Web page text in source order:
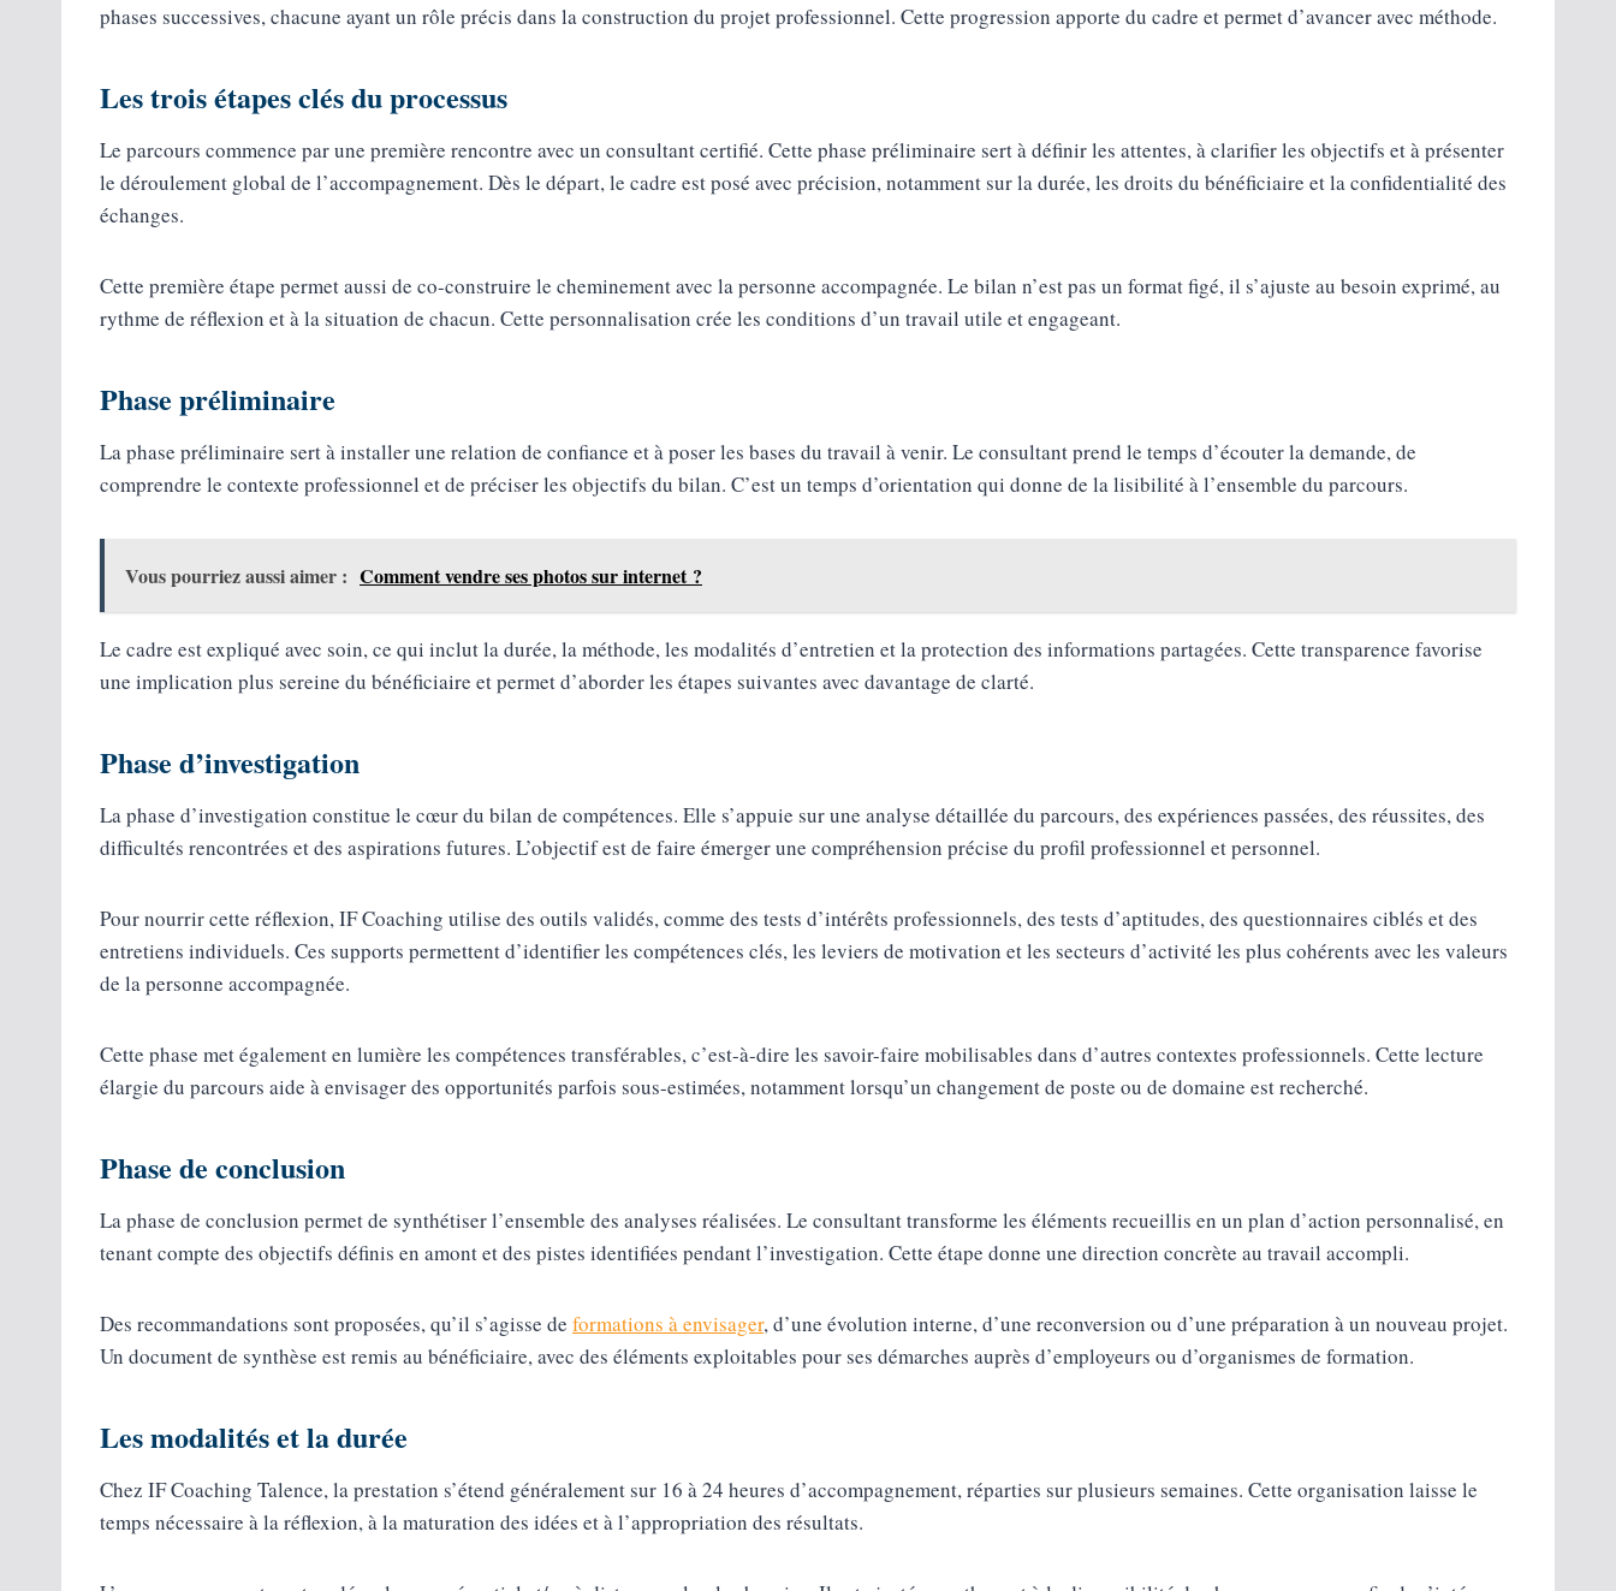
phases successives, chacune ayant un rôle précis dans la construction du projet professionnel. Cette progression apporte du cadre et permet d’avancer avec méthode.
Les trois étapes clés du processus
Le parcours commence par une première rencontre avec un consultant certifié. Cette phase préliminaire sert à définir les attentes, à clarifier les objectifs et à présenter
le déroulement global de l’accompagnement. Dès le départ, le cadre est posé avec précision, notamment sur la durée, les droits du bénéficiaire et la confidentialité des
échanges.
Cette première étape permet aussi de co-construire le cheminement avec la personne accompagnée. Le bilan n’est pas un format figé, il s’ajuste au besoin exprimé, au
rythme de réflexion et à la situation de chacun. Cette personnalisation crée les conditions d’un travail utile et engageant.
Phase préliminaire
La phase préliminaire sert à installer une relation de confiance et à poser les bases du travail à venir. Le consultant prend le temps d’écouter la demande, de
comprendre le contexte professionnel et de préciser les objectifs du bilan. C’est un temps d’orientation qui donne de la lisibilité à l’ensemble du parcours.
Vous pourriez aussi aimer : Comment vendre ses photos sur internet ?
Le cadre est expliqué avec soin, ce qui inclut la durée, la méthode, les modalités d’entretien et la protection des informations partagées. Cette transparence favorise
une implication plus sereine du bénéficiaire et permet d’aborder les étapes suivantes avec davantage de clarté.
Phase d’investigation
La phase d’investigation constitue le cœur du bilan de compétences. Elle s’appuie sur une analyse détaillée du parcours, des expériences passées, des réussites, des
difficultés rencontrées et des aspirations futures. L’objectif est de faire émerger une compréhension précise du profil professionnel et personnel.
Pour nourrir cette réflexion, IF Coaching utilise des outils validés, comme des tests d’intérêts professionnels, des tests d’aptitudes, des questionnaires ciblés et des
entretiens individuels. Ces supports permettent d’identifier les compétences clés, les leviers de motivation et les secteurs d’activité les plus cohérents avec les valeurs
de la personne accompagnée.
Cette phase met également en lumière les compétences transférables, c’est-à-dire les savoir-faire mobilisables dans d’autres contextes professionnels. Cette lecture
élargie du parcours aide à envisager des opportunités parfois sous-estimées, notamment lorsqu’un changement de poste ou de domaine est recherché.
Phase de conclusion
La phase de conclusion permet de synthétiser l’ensemble des analyses réalisées. Le consultant transforme les éléments recueillis en un plan d’action personnalisé, en
tenant compte des objectifs définis en amont et des pistes identifiées pendant l’investigation. Cette étape donne une direction concrète au travail accompli.
Des recommandations sont proposées, qu’il s’agisse de formations à envisager, d’une évolution interne, d’une reconversion ou d’une préparation à un nouveau projet.
Un document de synthèse est remis au bénéficiaire, avec des éléments exploitables pour ses démarches auprès d’employeurs ou d’organismes de formation.
Les modalités et la durée
Chez IF Coaching Talence, la prestation s’étend généralement sur 16 à 24 heures d’accompagnement, réparties sur plusieurs semaines. Cette organisation laisse le
temps nécessaire à la réflexion, à la maturation des idées et à l’appropriation des résultats.